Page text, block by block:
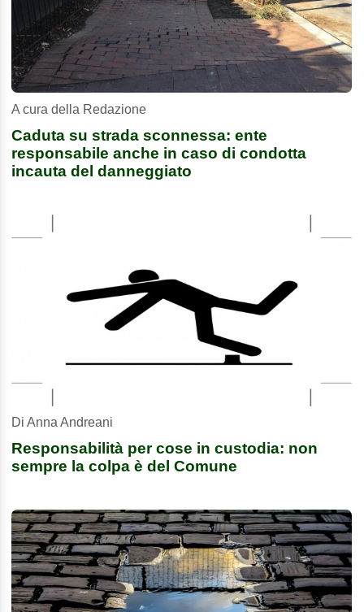
A cura della Redazione
Caduta su strada sconnessa: ente
responsabile anche in caso di condotta
incauta del danneggiato
Di Anna Andreani
Responsabilità per cose in custodia: non
sempre la colpa è del Comune